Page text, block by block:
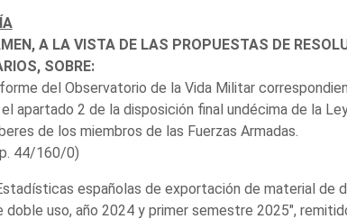
A LA VISTA DE LAS PROPUESTAS DE
SOBRE:
del Observatorio de la Vida Militar
apartado 2 de la disposición final undécima de la
de los miembros de las Fuerzas Armadas.
44/160/0)
españolas de exportación de material de
doble uso, año 2024 y primer semestre 2025",